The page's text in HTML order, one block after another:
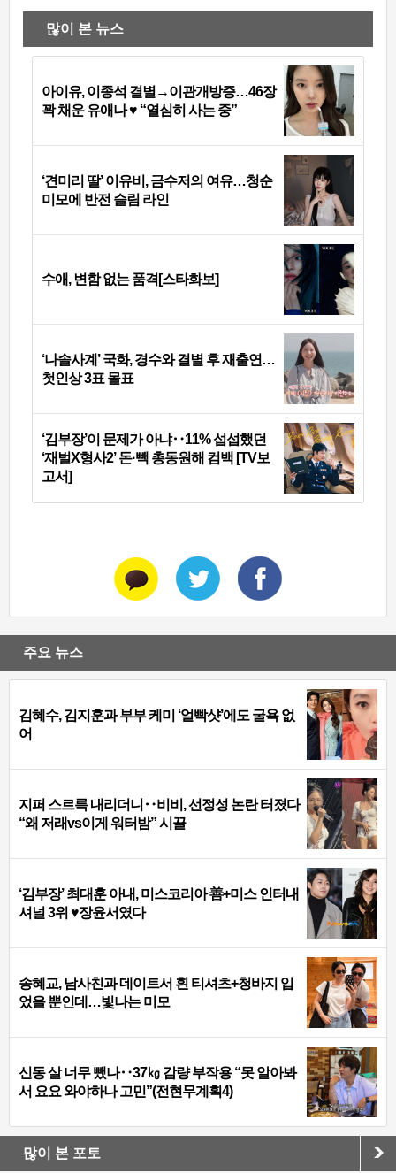
많이 본 뉴스
아이유, 이종석 결별→이관개방증…46장
꽉 채운 유애나 ♥ “열심히 사는 중”
‘견미리 딸’ 이유비, 금수저의 여유…청순
미모에 반전 슬림 라인
수애, 변함 없는 품격[스타화보]
‘나솔사계’ 국화, 경수와 결별 후 재출연…
첫인상 3표 몰표
‘김부장’이 문제가 아냐‥11% 섭섭했던
‘재벌X형사2’ 돈·빽 총동원해 컴백 [TV보
고서]
주요 뉴스
김혜수, 김지훈과 부부 케미 ‘얼빡샷’에도 굴욕 없
어
지퍼 스르륵 내리더니‥비비, 선정성 논란 터졌다
“왜 저래vs이게 워터밤” 시끌
‘김부장’ 최대훈 아내, 미스코리아 善+미스 인터내
셔널 3위 ♥장윤서였다
송혜교, 남사친과 데이트서 흰 티셔츠+청바지 입
었을 뿐인데…빛나는 미모
신동 살 너무 뺐나‥37㎏ 감량 부작용 “못 알아봐
서 요요 와야하나 고민”(전현무계획4)
많이 본 포토